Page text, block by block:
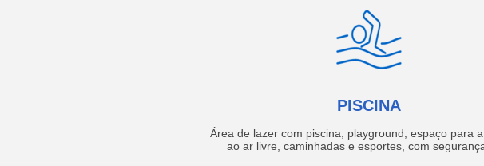
PISCINA
Área de lazer com piscina, playground, espaço para
ao ar livre, caminhadas e esportes, com